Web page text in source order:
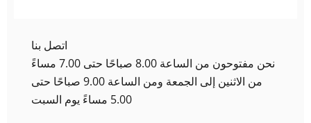
اتصل بنا
نحن مفتوحون من الساعة 8.00 صباحًا حتى 7.00 مساءً
من الاثنين إلى الجمعة ومن الساعة 9.00 صباحًا حتى
5.00 مساءً يوم السبت